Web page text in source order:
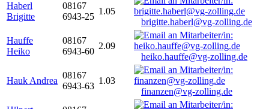
Haberl
Brigitte
08167
6943-25
1.05
brigitte.haberl@vg-zolling.de
Hauffe
Heiko
08167
6943-60
2.09
heiko.hauffe@vg-zolling.de
Hauk Andrea
08167
6943-63
1.03
finanzen@vg-zolling.de